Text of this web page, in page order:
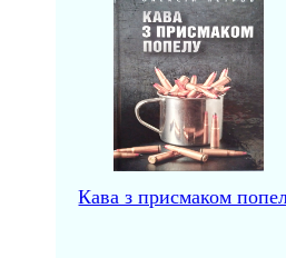
Кава з присмаком